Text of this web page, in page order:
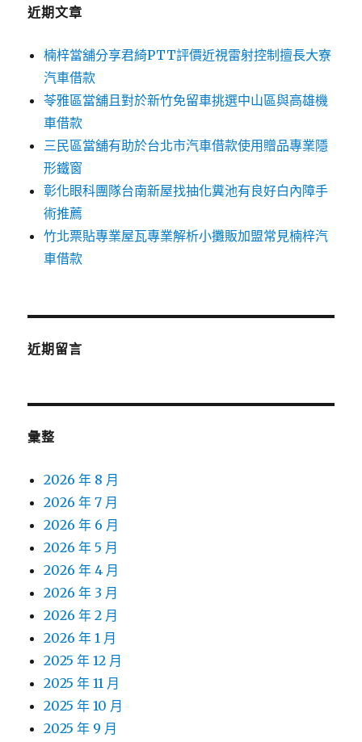
近期文章
楠梓當舖分享君綺PTT評價近視雷射控制擅長大寮
汽車借款
苓雅區當舖且對於新竹免留車挑選中山區與高雄機
車借款
三民區當舖有助於台北市汽車借款使用贈品專業隱
形鐵窗
彰化眼科團隊台南新屋找抽化糞池有良好白內障手
術推薦
竹北票貼專業屋瓦專業解析小攤販加盟常見楠梓汽
車借款
近期留言
彙整
2026 年 8 月
2026 年 7 月
2026 年 6 月
2026 年 5 月
2026 年 4 月
2026 年 3 月
2026 年 2 月
2026 年 1 月
2025 年 12 月
2025 年 11 月
2025 年 10 月
2025 年 9 月